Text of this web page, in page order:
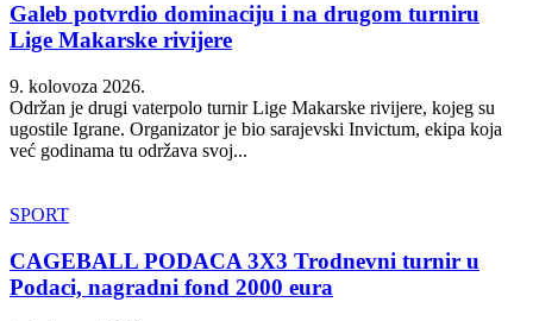
Galeb potvrdio dominaciju i na drugom turniru
Lige Makarske rivijere
9. kolovoza 2026.
Održan je drugi vaterpolo turnir Lige Makarske rivijere, kojeg su
ugostile Igrane. Organizator je bio sarajevski Invictum, ekipa koja
već godinama tu održava svoj...
SPORT
CAGEBALL PODACA 3X3 Trodnevni turnir u
Podaci, nagradni fond 2000 eura